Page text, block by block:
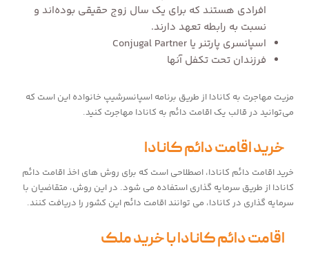
افرادی هستند که برای یک سال زوج حقیقی بوده‌اند و
نسبت به رابطه تعهد دارند.
اسپانسری پارتنر یا Conjugal Partner
فرزندان تحت تکفل آنها
مزیت مهاجرت به کانادا از طریق برنامه اسپانسرشیپ خانواده این است که
می‌توانید در قالب یک اقامت دائم به کانادا مهاجرت کنید.
خرید اقامت دائم کانادا
خرید اقامت دائم کانادا، اصطلاحی است که برای روش های اخذ اقامت دائم
کانادا از طریق سرمایه گذاری استفاده می شود. در این روش، متقاضیان با
سرمایه گذاری در کانادا، می توانند اقامت دائم این کشور را دریافت کنند.
اقامت دائم کانادا با خرید ملک